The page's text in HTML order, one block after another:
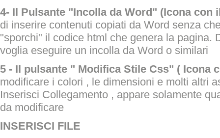
4- Il Pulsante "Incolla da Word" (Icona
di inserire contenuti copiati da Word senza
"sporchi" il codice html che genera la pagina.
voglia eseguire un incolla da Word o similari
5 - Il pulsante " Modifica Stile Css" ( Icona
modificare i colori , le dimensioni e molti altri
Inserisci Collegamento , appare solamente
da modificare
INSERISCI FILE